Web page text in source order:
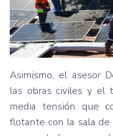
Asimismo, el asesor
las obras civiles y el
media tensión que
flotante con la sala de